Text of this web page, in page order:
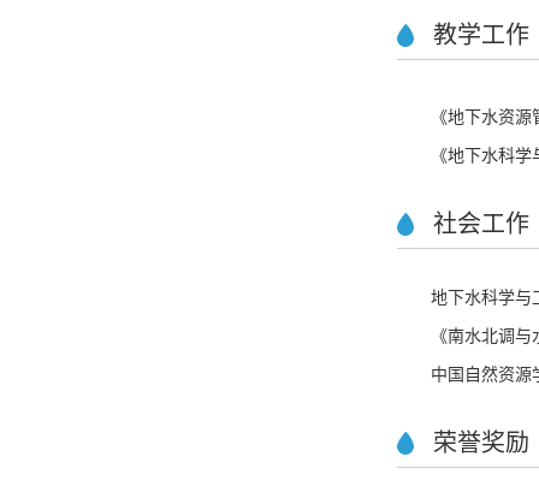
教学工作
《地下水资源
《地下水科
社会工作
地下水科学与
《南水北调
中国自然资源
荣誉奖励